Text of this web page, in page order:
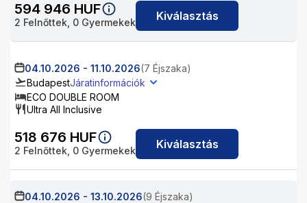
594 946 HUF
2 Felnőttek, 0 Gyermekek Kiválasztás
04.10.2026 - 11.10.2026(7 Éjszaka)
BudapestJáratinformációk
ECO DOUBLE ROOM
Ultra All Inclusive
518 676 HUF
2 Felnőttek, 0 Gyermekek Kiválasztás
04.10.2026 - 13.10.2026(9 Éjszaka)